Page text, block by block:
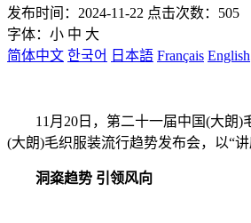
发布时间：2024-11-22 点击次数：505
字体： 小 中 大
简体中文 한국어 日本語 Français English
11月20日，第二十一届中国(大朗)毛
(大朗)毛织服装流行趋势发布会，以“
洞粢趋势 引领风向